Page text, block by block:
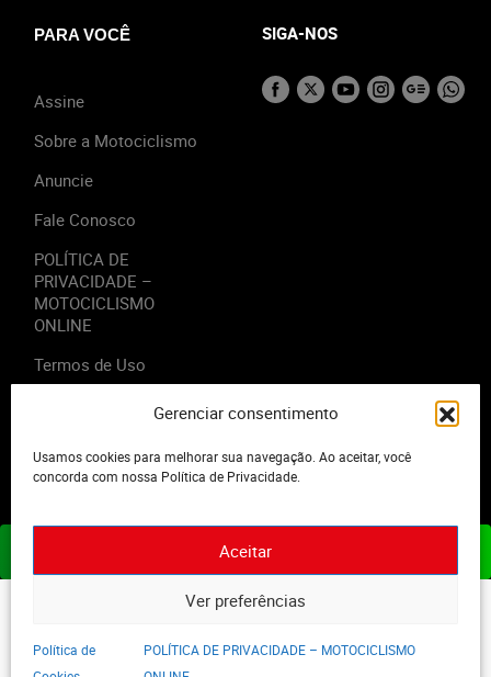
Gerenciar consentimento
Usamos cookies para melhorar sua navegação. Ao aceitar, você
concorda com nossa Política de Privacidade.
Aceitar
Ver preferências
Política de
POLÍTICA DE PRIVACIDADE – MOTOCICLISMO
PARA VOCÊ
Assine
Sobre a Motociclismo
Anuncie
Fale Conosco
POLÍTICA DE
PRIVACIDADE –
MOTOCICLISMO
ONLINE
Termos de Uso
SIGA-NOS
2023 - Editora Motor Midia. Todos os direitos reservados.
ASSINE JÁ